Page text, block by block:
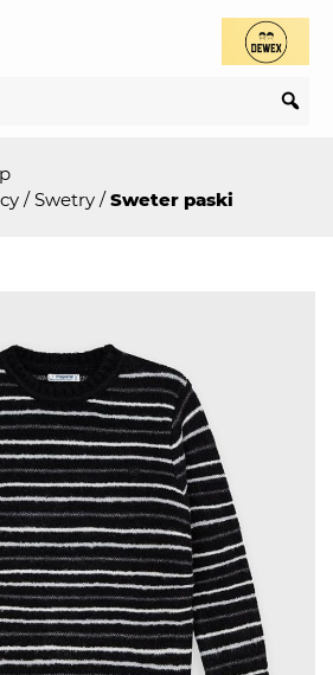
/Swetry /Sweter paski